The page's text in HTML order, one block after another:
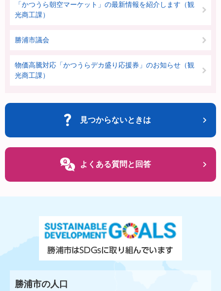
「かつうら朝空マーケット」の最新情報を紹介します（観
光商工課）
勝浦市議会
物価高騰対応「かつうらデカ盛り応援券」のお知らせ（観
光商工課）
見つからないときは
よくある質問と回答
勝浦市の人口